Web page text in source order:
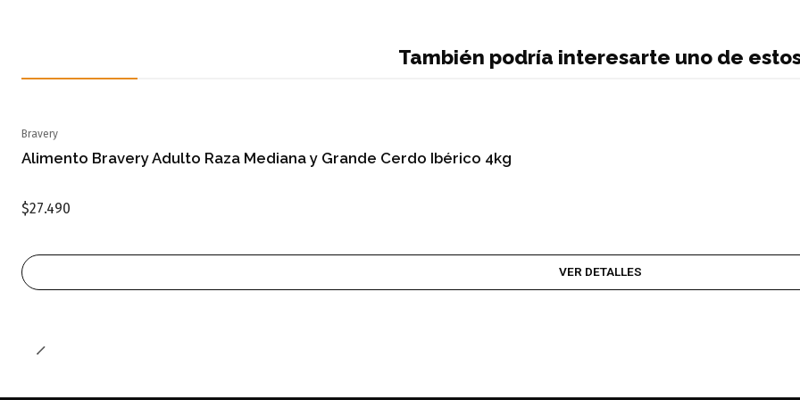
También podría interesarte uno de
Bravery
Alimento Bravery Adulto Raza Mediana y Grande Cerdo Ibérico 4kg
$27.490
VER DETALLES